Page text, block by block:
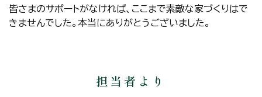
皆さまのサポートがなければ、ここまで素敵な家づくりはで
きませんでした。本当にありがとうございました。
担当者より